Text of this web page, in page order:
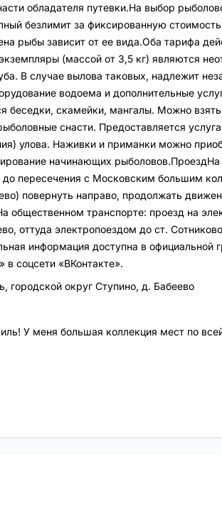
обладателя путевки.На выбор
безлимит за фиксированную
рыбы зависит от ее вида.Оба тарифа
(массой от 3,5 кг) являются
В случае вылова таковых, надлежит
водоема и дополнительные
беседки, скамейки, мангалы. Можно
снасти. Предоставляется
улова. Наживки и приманки можно
начинающих рыболовов.ПроездНа
пересечения с Московским большим
повернуть направо, продолжать
общественном транспорте: проезд на
оттуда электропоездом до ст.
информация доступна в официальной
в соцсети «ВКонтакте».
городской округ Ступино, д. Бабеево
У меня большая коллекция мест по